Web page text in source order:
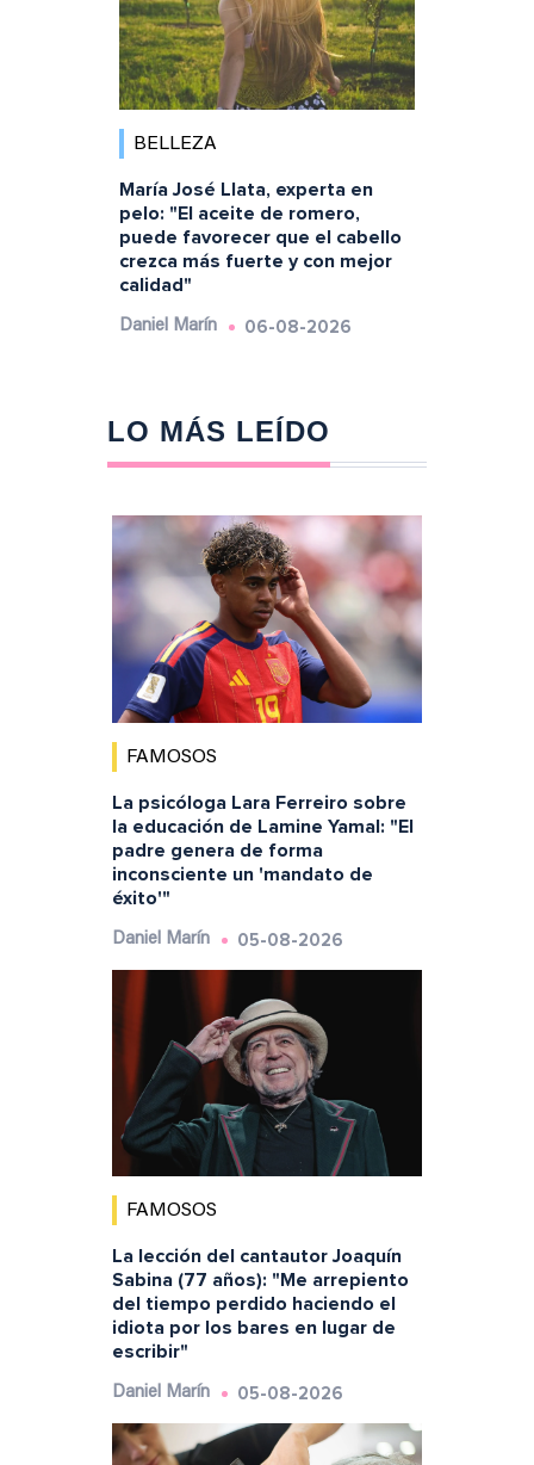
BELLEZA
María José Llata, experta en
pelo: "El aceite de romero,
puede favorecer que el cabello
crezca más fuerte y con mejor
calidad"
Daniel Marín 06-08-2026
LO MÁS LEÍDO
FAMOSOS
La psicóloga Lara Ferreiro sobre
la educación de Lamine Yamal: "El
padre genera de forma
inconsciente un 'mandato de
éxito'"
Daniel Marín 05-08-2026
FAMOSOS
La lección del cantautor Joaquín
Sabina (77 años): "Me arrepiento
del tiempo perdido haciendo el
idiota por los bares en lugar de
escribir"
Daniel Marín 05-08-2026